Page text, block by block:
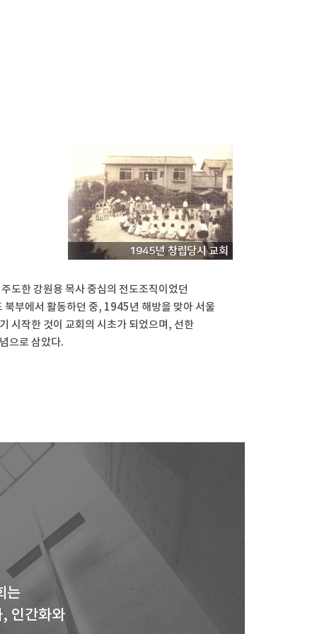
도한 강원용 목사 중심의 전도조직이었던
북부에서 활동하던 중, 1945년 해방을 맞아 서울
시작한 것이 교회의 시초가 되었으며, 선한
으로 삼았다.
는
인간화와